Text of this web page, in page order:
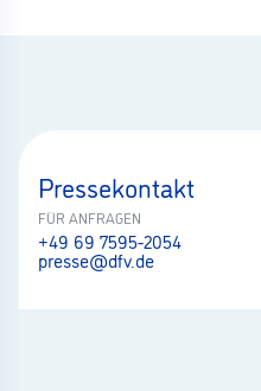
Pressekontakt
FÜR ANFRAGEN
+49 69 7595-2054
presse@dfv.de